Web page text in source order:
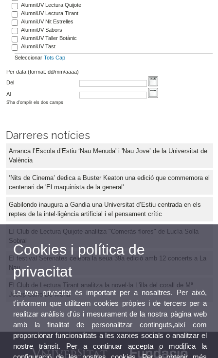
AlumniUV Lectura Quijote
AlumniUV Lectura Tirant
AlumniUV Nit Estrelles
AlumniUV Sabors
AlumniUV Taller Botànic
AlumniUV Tast
Seleccionar Tots Cap
Per data (format: dd/mm/aaaa)
Del
Al
S'ha d'omplir els dos camps
Darreres notícies
Arranca l’Escola d’Estiu ‘Nau Menuda' i 'Nau Jove’ de la Universitat de
València
‘Nits de Cinema’ dedica a Buster Keaton una edició que commemora el
centenari de 'El maquinista de la general'
Gabilondo inaugura a Gandia una Universitat d’Estiu centrada en els
reptes de la intel·ligència artificial i el pensament crític
El Club de Lectura Quijote analitza "Comerás flores" de Lucía Solla
Sobral
El festival Serenates celebra la seua 39a edició amb 12 concerts a La
Nau
El Club de Lectura Tirant analitza la novel·la L'illa del corall de Mª
Josep Carro De Mena
Cookies i política de
privacitat
La teva privacitat és important per a nosaltres. Per això,
t'informem que utilitzem cookies pròpies i de tercers per a
realitzar anàlisis d'ús i mesurament de la nostra pàgina web
amb la finalitat de personalitzar continguts,així com
proporcionar funcionalitats a les xarxes socials o analitzar el
nostre trànsit. Per a continuar accepta o modifica la